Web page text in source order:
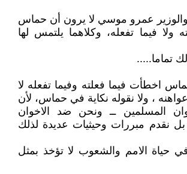
والوزير عمرو موسي لا يرون أن حماس
ولا فيما تفعله، وكلاهما يلتمس لها
تماما.....
اخطأت فيما فعلته وفيما تفعله لا
، ولا نقوله نكاية في حماس، لأن
المسلمين ــ ونحن ضد الاخوان
بل نقدم مبررات وحيثيات عديدة لذلك
في حياة الامم والشعوب لا تؤخذ بمثل